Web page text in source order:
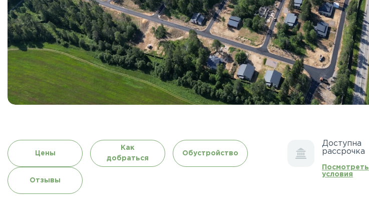
Цены
Как
добраться
Обустройство
Отзывы
Доступна
рассрочка
Посмотреть
условия